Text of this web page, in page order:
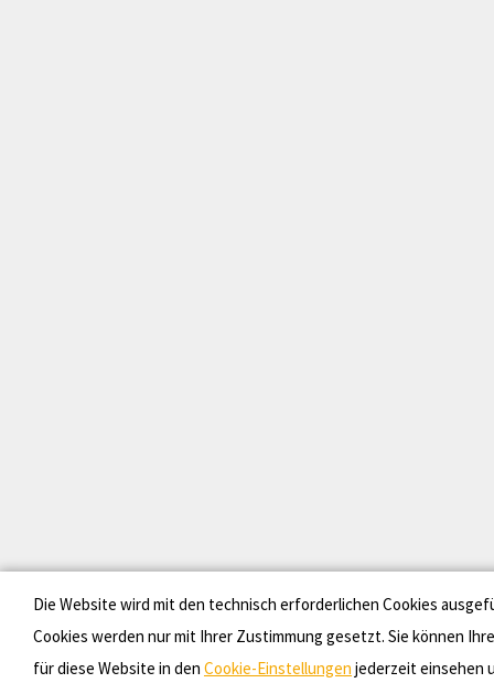
Die Website wird mit den technisch erforderlichen Cookies
Cookies werden nur mit Ihrer Zustimmung gesetzt. Sie können
für diese Website in den Cookie-Einstellungen jederzeit einsehen